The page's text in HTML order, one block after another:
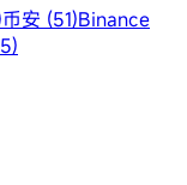
币安 (51)Binance